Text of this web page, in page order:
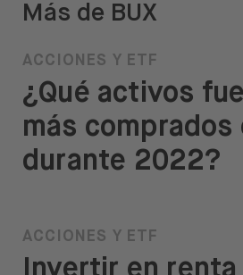
Más de BUX
ACCIONES Y ETF
¿Qué activos
más comprados
durante 2022?
ACCIONES Y ETF